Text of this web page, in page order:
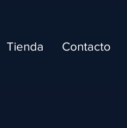
Tienda Contacto